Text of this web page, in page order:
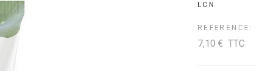
LCN
REFERENCE:
7,10 € TTC